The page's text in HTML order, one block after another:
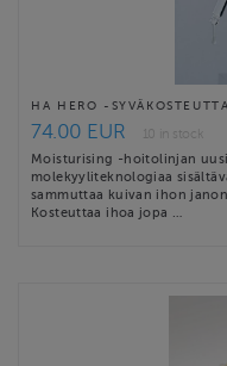
HA HERO -
74.00 EUR
10 in stock
Moisturising -hoitolinjan
molekyyliteknologiaa
sammuttaa kuivan ihon
Kosteuttaa ihoa jopa …